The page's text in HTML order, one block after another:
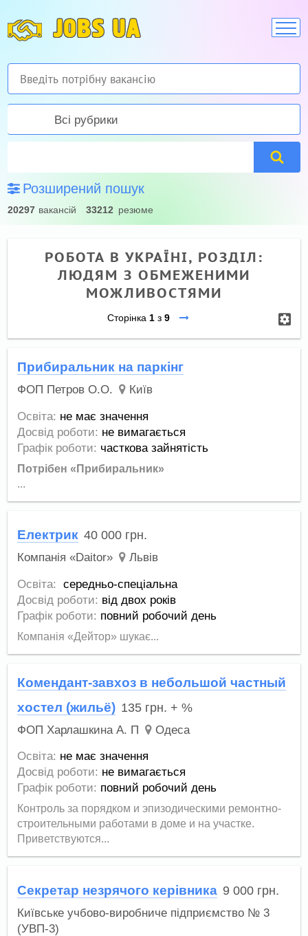
JOBS UA
Всі рубрики
Розширений пошук
20297 вакансій 33212 резюме
РОБОТА В УКРАЇНІ, РОЗДІЛ:
ЛЮДЯМ З ОБМЕЖЕНИМИ
МОЖЛИВОСТЯМИ
Сторінка 1з 9
Прибиральник на паркінг
ФОП Петров О.О. Київ
Освіта: не має значення
Досвід роботи: не вимагається
Графік роботи: часткова зайнятість
Потрібен «Прибиральник»
...
Електрик 40 000 грн.
Компанія «Daitor» Львів
Освіта:
середньо-спеціальна
Досвід роботи: від двох років
Графік роботи: повний робочий день
Компанія «Дейтор» шукає...
Комендант-завхоз в небольшой частный
хостел (жильё) 135 грн. + %
ФОП Харлашкина А. П Одеса
Освіта: не має значення
Досвід роботи: не вимагається
Графік роботи: повний робочий день
Контроль за порядком и эпизодическими ремонтно-
строительными работами в доме и на участке.
Приветствуются...
Секретар незрячого керівника 9 000 грн.
Київське учбово-виробниче підприємство № 3
(УВП-3)